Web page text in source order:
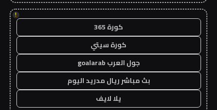
!
كورة 365
كورة سيتي
جول العرب goalarab
بث مباشر ريال مدريد اليوم
يلا لايف